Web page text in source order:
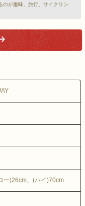
のが趣味。旅行、サイクリン
ー)26cm、(ハイ)70cm